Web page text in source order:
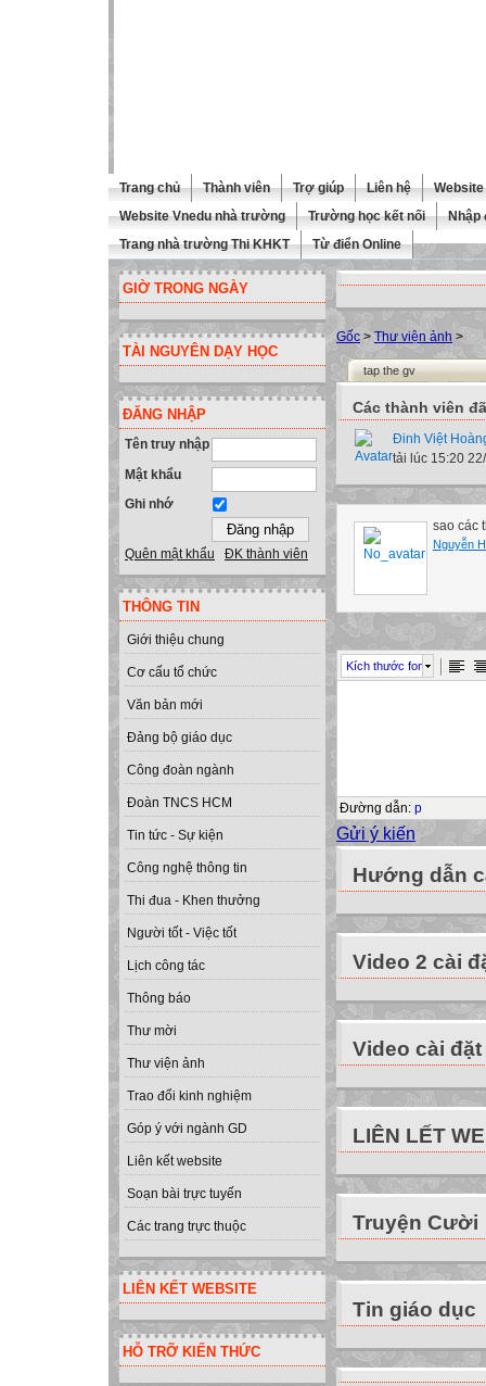
Trang chủ Thành viên Trợ giúp Liên hệ
Website Vnedu nhà trường
Trường học kết nối
Nhập
Trang nhà trường Thi KHKT
Từ điển Online
GIỜ TRONG NGÀY
TÀI NGUYÊN DẠY HỌC
ĐĂNG NHẬP
Tên truy nhập
Mật khẩu
Ghi nhớ
Quên mật khẩu ĐK thành viên
THÔNG TIN
Giới thiệu chung
Cơ cấu tổ chức
Văn bản mới
Đảng bộ giáo dục
Công đoàn ngành
Đoàn TNCS HCM
Tin tức - Sự kiện
Công nghệ thông tin
Thi đua - Khen thưởng
Người tốt - Việc tốt
Lịch công tác
Thông báo
Thư mời
Thư viện ảnh
Trao đổi kinh nghiệm
Góp ý với ngành GD
Liên kết website
Soạn bài trực tuyến
Các trang trực thuộc
LIÊN KẾT WEBSITE
HỖ TRỠ KIẾN THỨC
Gốc > Thư viện ảnh >
tap the gv
Các thành viên
Đinh Việt
tải lúc 15:20
sao các
Nguyễn
Kích thước font
Đường dẫn: p
Gửi ý kiến
Hướng dẫn
Video 2 cài
Video cài đặt
LIÊN LẾT
Truyện Cười
Tin giáo dục